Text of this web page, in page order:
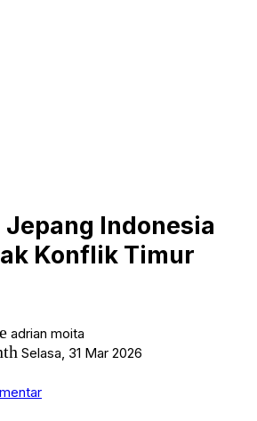
Jepang Indonesia
Konflik Timur
adrian moita
Selasa, 31 Mar 2026